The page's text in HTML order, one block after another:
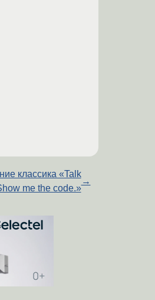
классика «Talk
me the code.»
→